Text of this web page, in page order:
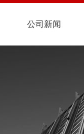
公司新闻